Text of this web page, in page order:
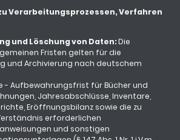
Verarbeitungsprozessen, Verfahren
und Löschung von Daten:Die
Fristen gelten für die
und Archivierung nach deutschem
- Aufbewahrungsfrist für Bücher und
Jahresabschlüsse, Inventare,
Eröffnungsbilanz sowie die zu
erforderlichen
und sonstigen